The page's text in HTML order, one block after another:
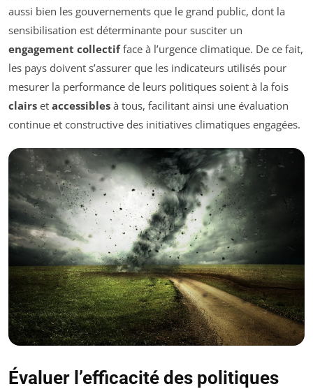
aussi bien les gouvernements que le grand public, dont la
sensibilisation est déterminante pour susciter un
engagement collectifface à l’urgence climatique. De ce fait,
les pays doivent s’assurer que les indicateurs utilisés pour
mesurer la performance de leurs politiques soient à la fois
clairs et accessibles à tous, facilitant ainsi une évaluation
continue et constructive des initiatives climatiques engagées.
Évaluer l’efficacité des politiques